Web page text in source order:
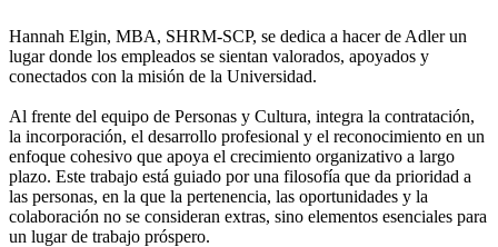
Hannah Elgin, MBA, SHRM-SCP, se dedica a hacer de Adler un
lugar donde los empleados se sientan valorados, apoyados y
conectados con la misión de la Universidad.
Al frente del equipo de Personas y Cultura, integra la contratación,
la incorporación, el desarrollo profesional y el reconocimiento en un
enfoque cohesivo que apoya el crecimiento organizativo a largo
plazo. Este trabajo está guiado por una filosofía que da prioridad a
las personas, en la que la pertenencia, las oportunidades y la
colaboración no se consideran extras, sino elementos esenciales para
un lugar de trabajo próspero.